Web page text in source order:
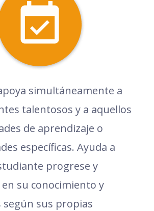
simultáneamente a
talentosos y a aquellos
de aprendizaje o
específicas. Ayuda a
progrese y
su conocimiento y
según sus propias